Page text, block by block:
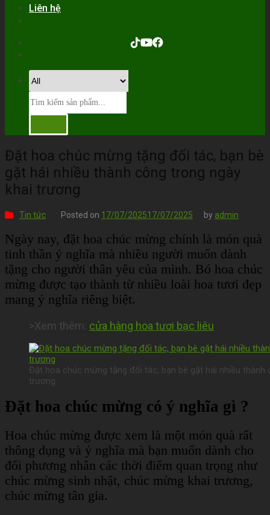
Liên hệ
Đặt hoa chúc mừng tặng đối tác, bạn bè
gặt hái nhiều thành công trong ngày
khai trương
Tin tức Posted on 17/07/202517/07/2025 by admin
Ngày nay, đặt hoa chúc mừng chính là món quà
tinh thần ý nghĩa mà nhiều người muốn dành
tặng cho người thân yêu của mình. Bó hoa chúc
mừng được tạo thành từ nhiều loài hoa tươi đẹp
mang ý nghĩa riêng biệt.
>Xem thêm: cửa hàng hoa tươi bạc liêu
Đặt hoa chúc mừng tặng đối tác, bạn bè gặt hái nhiều thành
trương
Đặt hoa chúc mừng có ý nghĩa gì ?
Hoa chúc mừng được xem là một món quà rất
thông dụng và ý nghĩa mà bạn muốn dành cho
đối phương nhân các thời điểm quan trọng như
chúc mừng sinh nhật, chúc mừng khai trương,
chúc mừng tân gia.